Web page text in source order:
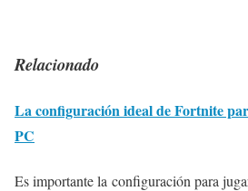
Relacionado
La configuración ideal de Fortnite
PC
Es importante la configuración para